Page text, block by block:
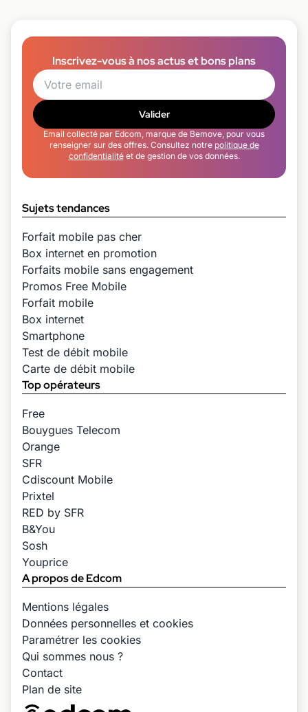
Inscrivez-vous à nos actus et bons plans
Valider
Email collecté par Edcom, marque de Bemove, pour vous
renseigner sur des offres. Consultez notre politique de
confidentialitéet de gestion de vos données.
Sujets tendances
Forfait mobile pas cher
Box internet en promotion
Forfaits mobile sans engagement
Promos Free Mobile
Forfait mobile
Box internet
Smartphone
Test de débit mobile
Carte de débit mobile
Top opérateurs
Free
Bouygues Telecom
Orange
SFR
Cdiscount Mobile
Prixtel
RED by SFR
B&You
Sosh
Youprice
A propos de Edcom
Mentions légales
Données personnelles et cookies
Paramétrer les cookies
Qui sommes nous ?
Contact
Plan de site